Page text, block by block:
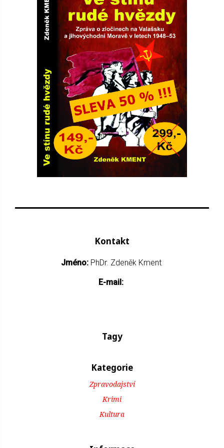
Kontakt
Jméno: PhDr. Zdeněk Kment
E-mail:
Tagy
Kategorie
Zpravodajství
Krimi
Kultura